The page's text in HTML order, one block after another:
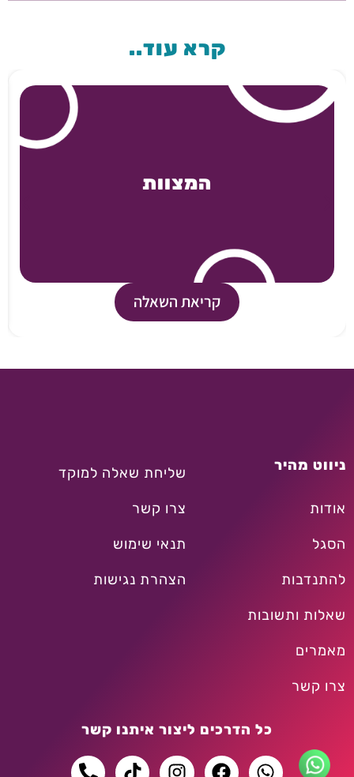
קרא עוד..
המצוות
קריאת השאלה
ניווט מהיר
אודות
הסגל
להתנדבות
שאלות ותשובות
מאמרים
צרו קשר
שליחת שאלה למוקד
צרו קשר
תנאי שימוש
הצהרת נגישות
כל הדרכים ליצור איתנו קשר